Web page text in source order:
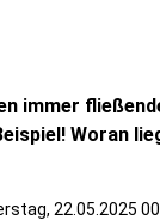
immer
Woran
22.05.2025